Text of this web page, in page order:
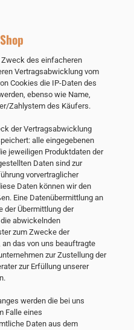
des einfacheren
Vertragsabwicklung vom
Cookies die IP-Daten des
ebenso wie Name,
Zahlystem des Käufers.
der Vertragsabwicklung
alle eingegebenen
jeweiligen Produktdaten der
Daten sind zur
vorvertraglicher
Daten können wir den
Eine Datenübermittlung an
der Übermittlung der
abwickelnden
zum Zwecke der
das von uns beauftragte
zur Zustellung der
zur Erfüllung unserer
werden die bei uns
Falle eines
Daten aus dem